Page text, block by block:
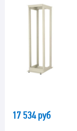
17 534 руб